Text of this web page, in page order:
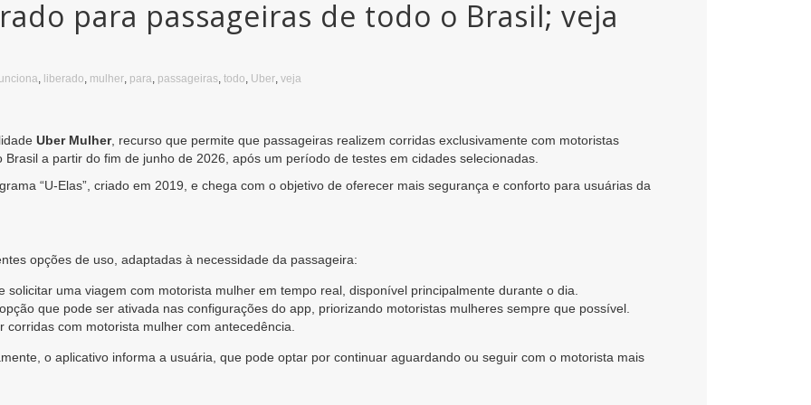
para passageiras de todo o Brasil; veja
, liberado, mulher, para, passageiras, todo, Uber, veja
Uber Mulher, recurso que permite que passageiras realizem corridas exclusivamente com motoristas
a partir do fim de junho de 2026, após um período de testes em cidades selecionadas.
“U-Elas”, criado em 2019, e chega com o objetivo de oferecer mais segurança e conforto para usuárias da
opções de uso, adaptadas à necessidade da passageira:
solicitar uma viagem com motorista mulher em tempo real, disponível principalmente durante o dia.
que pode ser ativada nas configurações do app, priorizando motoristas mulheres sempre que possível.
com motorista mulher com antecedência.
o aplicativo informa a usuária, que pode optar por continuar aguardando ou seguir com o motorista mais